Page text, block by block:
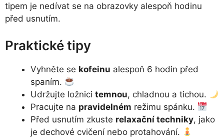
tipem je nedívat se na obrazovky alespoň hodinu
před usnutím.
Praktické tipy
Vyhněte se kofeinu alespoň 6 hodin před
spaním.
Udržujte ložnici temnou, chladnou a tichou.
Pracujte na pravidelném režimu spánku.
Před usnutím zkuste relaxační techniky, jako
je dechové cvičení nebo protahování.